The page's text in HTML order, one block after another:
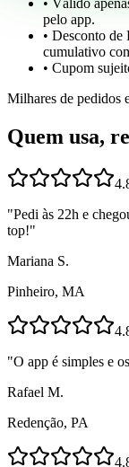
pelo app.
• Desconto de
cumulativo
• Cupom
Milhares de pedidos
Quem usa,
"Pedi às 22h e
top!"
Mariana S.
Pinheiro, MA
"O app é simples e
Rafael M.
Redenção, PA